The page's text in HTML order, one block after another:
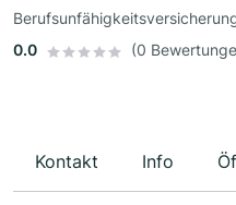
0.0
(0
Kontakt Info